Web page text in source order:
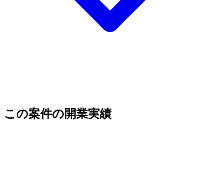
この案件の開業実績